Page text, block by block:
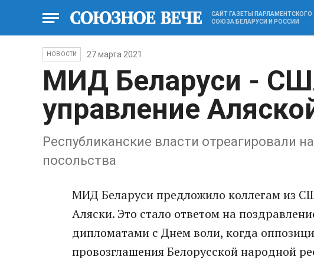
САЙТ ГАЗЕТЫ ПАРЛАМЕНТСКОГО
СОЮЗА БЕЛАРУСИ И РОССИИ
НОВОСТИ 27 марта 2021
МИД Беларуси -
управление
Республиканские власти отреагировали
посольства
МИД Беларуси предложило коллегам из
Аляски. Это стало ответом на
дипломатами с Днем воли, когда
провозглашения Белорусской народной